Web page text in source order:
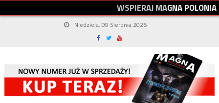
WSPIERAJMAGNAPOLONIA
Niedziela, 09 Sierpnia 2026